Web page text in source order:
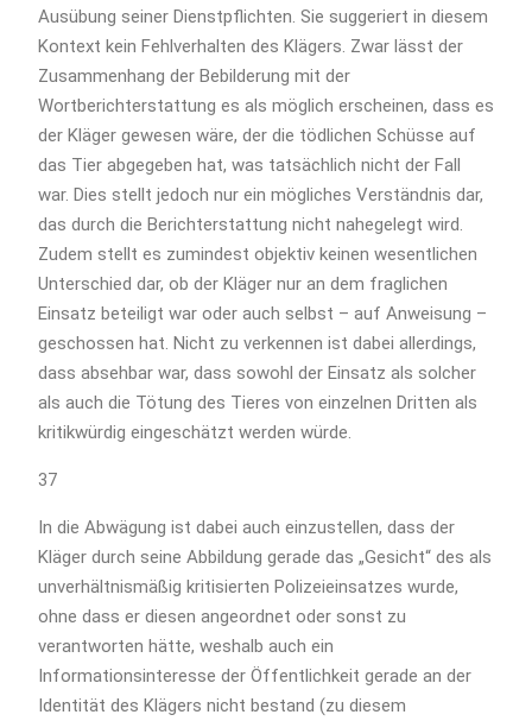
Ausübung seiner Dienstpflichten. Sie suggeriert in diesem
Kontext kein Fehlverhalten des Klägers. Zwar lässt der
Zusammenhang der Bebilderung mit der
Wortberichterstattung es als möglich erscheinen, dass es
der Kläger gewesen wäre, der die tödlichen Schüsse auf
das Tier abgegeben hat, was tatsächlich nicht der Fall
war. Dies stellt jedoch nur ein mögliches Verständnis dar,
das durch die Berichterstattung nicht nahegelegt wird.
Zudem stellt es zumindest objektiv keinen wesentlichen
Unterschied dar, ob der Kläger nur an dem fraglichen
Einsatz beteiligt war oder auch selbst – auf Anweisung –
geschossen hat. Nicht zu verkennen ist dabei allerdings,
dass absehbar war, dass sowohl der Einsatz als solcher
als auch die Tötung des Tieres von einzelnen Dritten als
kritikwürdig eingeschätzt werden würde.
37
In die Abwägung ist dabei auch einzustellen, dass der
Kläger durch seine Abbildung gerade das „Gesicht“ des als
unverhältnismäßig kritisierten Polizeieinsatzes wurde,
ohne dass er diesen angeordnet oder sonst zu
verantworten hätte, weshalb auch ein
Informationsinteresse der Öffentlichkeit gerade an der
Identität des Klägers nicht bestand (zu diesem